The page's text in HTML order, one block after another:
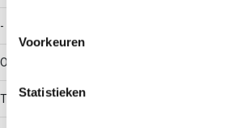
Uw apparaat identificeren door
op specifieke eigenschappen
verwerkt en stel uw voorkeuren in het
Voorkeuren
Statistieken
-
Oppervlaktebescherming klem
Thermisch verzinkt (Hot-dip)